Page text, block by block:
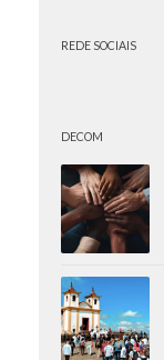
REDE SOCIAIS
DECOM